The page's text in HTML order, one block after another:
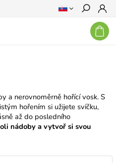
Hľadať
a nerovnoměrně hořící vosk. S
hořením si užijete svíčku,
až do posledního
nádoby a vytvoř si svou